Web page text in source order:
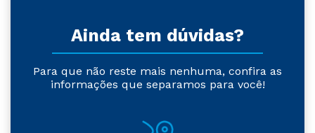
Ainda tem dúvidas?
Para que não reste mais nenhuma, confira as
informações que separamos para você!